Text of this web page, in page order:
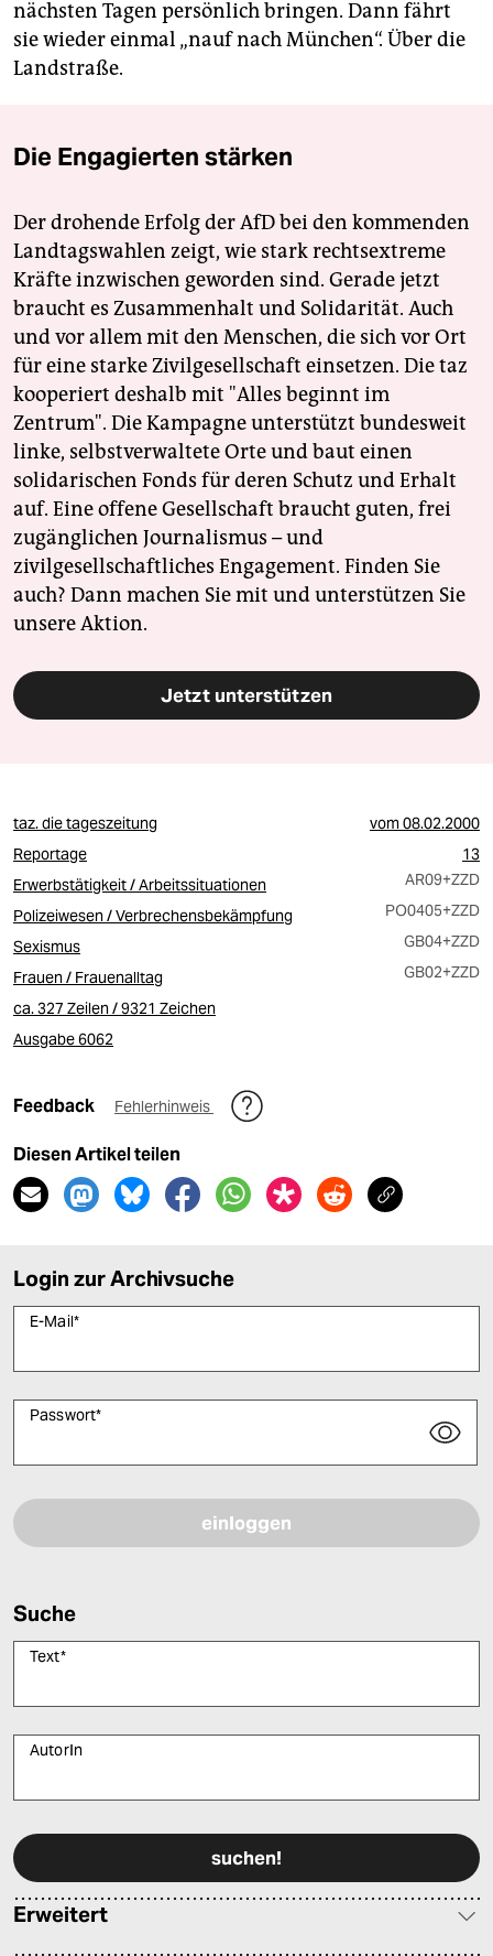
nächsten Tagen persönlich bringen. Dann fährt
sie wieder einmal „nauf nach München“. Über die
Landstraße.
Die Engagierten stärken
Der drohende Erfolg der AfD bei den kommenden
Landtagswahlen zeigt, wie stark rechtsextreme
Kräfte inzwischen geworden sind. Gerade jetzt
braucht es Zusammenhalt und Solidarität. Auch
und vor allem mit den Menschen, die sich vor Ort
für eine starke Zivilgesellschaft einsetzen. Die taz
kooperiert deshalb mit "Alles beginnt im
Zentrum". Die Kampagne unterstützt bundesweit
linke, selbstverwaltete Orte und baut einen
solidarischen Fonds für deren Schutz und Erhalt
auf. Eine offene Gesellschaft braucht guten, frei
zugänglichen Journalismus – und
zivilgesellschaftliches Engagement. Finden Sie
auch? Dann machen Sie mit und unterstützen Sie
unsere Aktion.
Jetzt unterstützen
taz. die tageszeitung vom08.02.2000
Reportage
13
Erwerbstätigkeit / Arbeitssituationen
AR09+ZZD
Polizeiwesen / Verbrechensbekämpfung
PO0405+ZZD
Sexismus
GB04+ZZD
Frauen / Frauenalltag
GB02+ZZD
ca. 327 Zeilen / 9321 Zeichen
Ausgabe 6062
Feedback Fehlerhinweis
Diesen Artikel teilen
Login zur Archivsuche
E-Mail*
Passwort*
Suche
Text*
AutorIn
Erweitert